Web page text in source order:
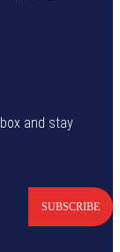
and stay
SUBSCRIBE